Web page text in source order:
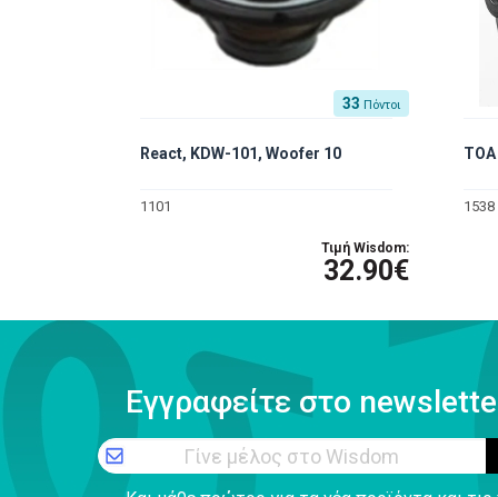
33 Πόντοι
React, KDW-101, Woofer 10
1101
Τιμή Wisdom:
32.90€
1538
Εγγραφείτε στο
Γίνε μέλος στο Wisdom